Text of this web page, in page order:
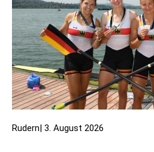
Rudern| 3. August 2026